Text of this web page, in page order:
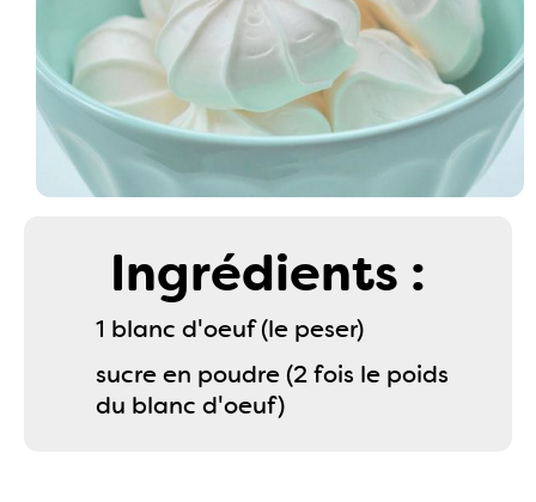
Ingrédients :
1 blanc d'oeuf (le peser)
sucre en poudre (2 fois le poids
du blanc d'oeuf)